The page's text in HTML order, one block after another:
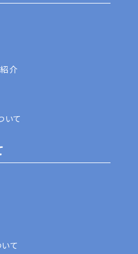
介
いて
て